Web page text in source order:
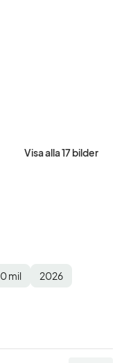
Visa alla 17 bilder
0mil 2026